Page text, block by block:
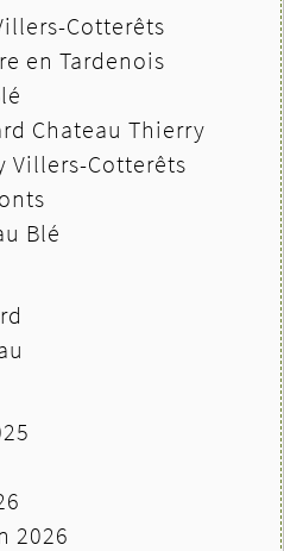
Cotterêts
en Tardenois
Chateau Thierry
Villers-Cotterêts
Blé
2026